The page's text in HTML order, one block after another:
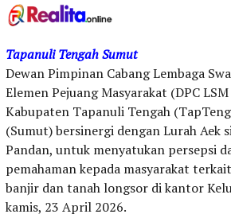
Tapanuli Tengah Sumut
Dewan Pimpinan Cabang Lembaga
Elemen Pejuang Masyarakat (DPC
Kabupaten Tapanuli Tengah
(Sumut) bersinergi dengan Lurah Aek
Pandan, untuk menyatukan persepsi
pemahaman kepada masyarakat
banjir dan tanah longsor di kantor
kamis, 23 April 2026.